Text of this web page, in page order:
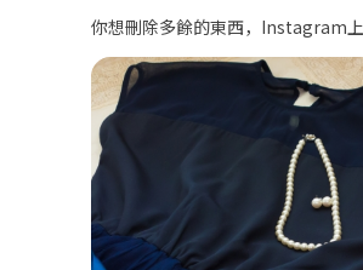
你想刪除多餘的東西，Instagram上